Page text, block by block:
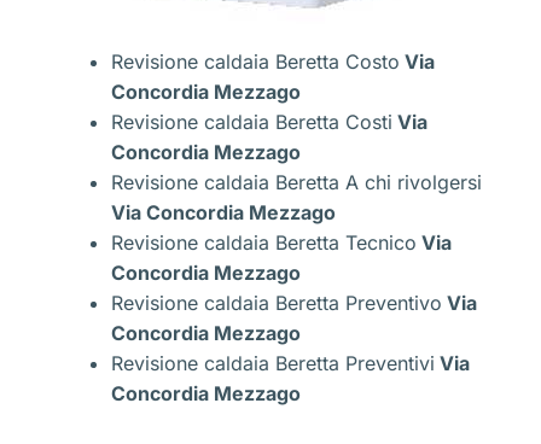
Revisione caldaia Beretta Costo Via
Concordia Mezzago
Revisione caldaia Beretta Costi Via
Concordia Mezzago
Revisione caldaia Beretta A chi rivolgersi
Via Concordia Mezzago
Revisione caldaia Beretta Tecnico Via
Concordia Mezzago
Revisione caldaia Beretta Preventivo Via
Concordia Mezzago
Revisione caldaia Beretta Preventivi Via
Concordia Mezzago